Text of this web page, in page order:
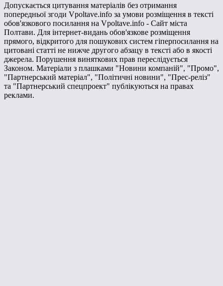
Допускається цитування матеріалів без отримання
попередньої згоди Vpoltave.info за умови розміщення в тексті
обов'язкового посилання на Vpoltave.info - Сайт міста
Полтави. Для інтернет-видань обов'язкове розміщення
прямого, відкритого для пошукових систем гіперпосилання на
цитовані статті не нижче другого абзацу в тексті або в якості
джерела. Порушення виняткових прав переслідується
Законом. Матеріали з плашками "Новини компаній", "Промо",
"Партнерський матеріал", "Політичні новини", "Прес-реліз"
та "Партнерський спецпроект" публікуються на правах
реклами.